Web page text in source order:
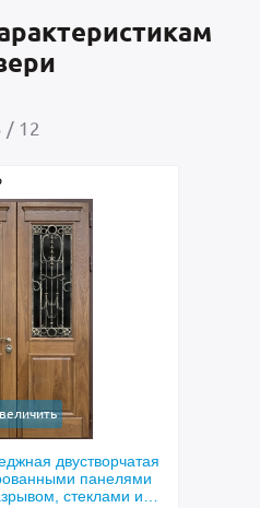
/ 12
панелями
и
Арт-ММ578